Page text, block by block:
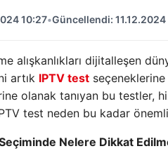
10:27•Güncellendi: 11.12.2024
alışkanlıkları dijitalleşen
artık IPTV test seçeneklerine
olanak tanıyan bu testler,
test neden bu kadar
Nelere Dikkat